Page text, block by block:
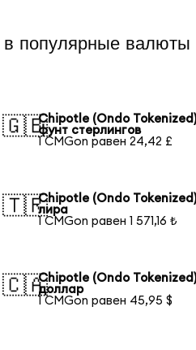
популярные валюты
🇬🇧Chipotle (Ondo
фунт стерлингов
1 CMGon равен 24,42 £
🇹🇷Chipotle (Ondo
лира
1 CMGon равен 1 571,16 ₺
🇨🇦Chipotle (Ondo
доллар
1 CMGon равен 45,95 $